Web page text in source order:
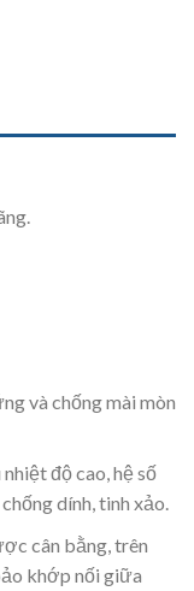
và chống mài mòn
độ cao, hệ số
dính, tinh xảo.
cân bằng, trên
khớp nối giữa